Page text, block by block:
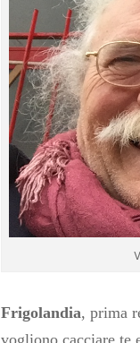
Frigolandia, prima